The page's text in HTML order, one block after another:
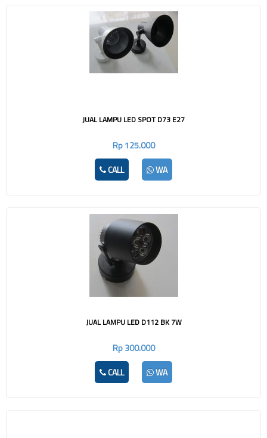
JUAL LAMPU LED SPOT D73 E27
Rp 125.000
CALL
WA
JUAL LAMPU LED D112 BK 7W
Rp 300.000
CALL
WA